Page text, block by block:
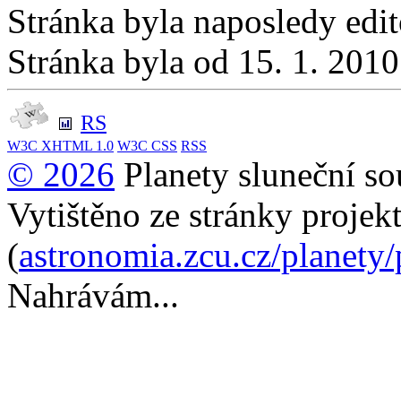
Stránka byla naposledy
Stránka byla od 15. 1.
RS
W3C XHTML 1.0 W3C CSS RSS
© 2026 Planety sluneční
Vytištěno ze stránky
(astronomia.zcu.cz/
Nahrávám...